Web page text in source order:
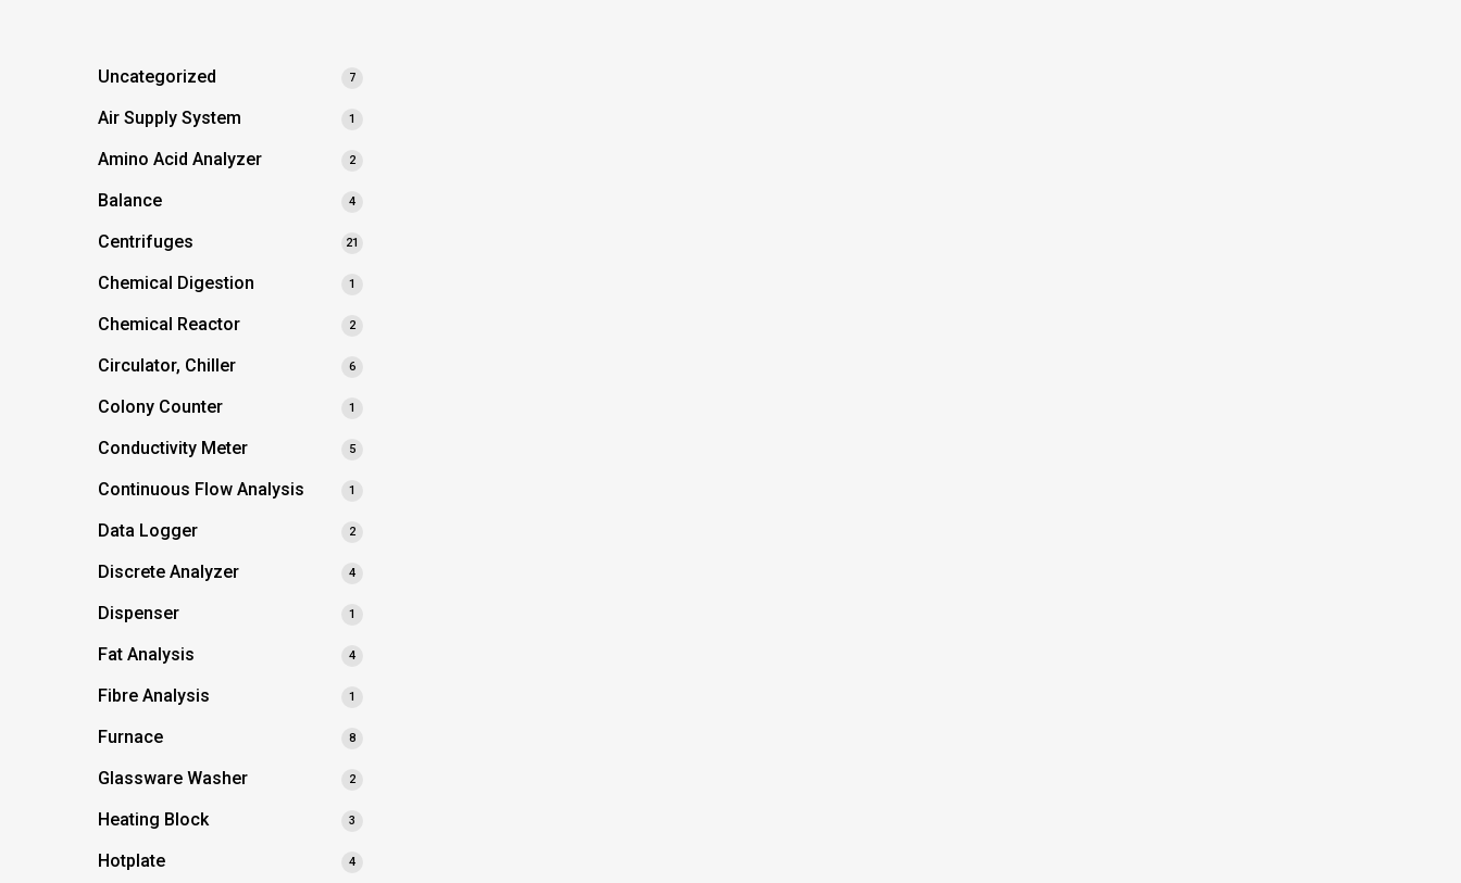
Uncategorized 7
Air Supply System 1
Amino Acid Analyzer 2
Balance 4
Centrifuges 21
Chemical Digestion 1
Chemical Reactor 2
Circulator, Chiller 6
Colony Counter 1
Conductivity Meter 5
Continuous Flow Analysis 1
Data Logger 2
Discrete Analyzer 4
Dispenser 1
Fat Analysis 4
Fibre Analysis 1
Furnace 8
Glassware Washer 2
Heating Block 3
Hotplate 4